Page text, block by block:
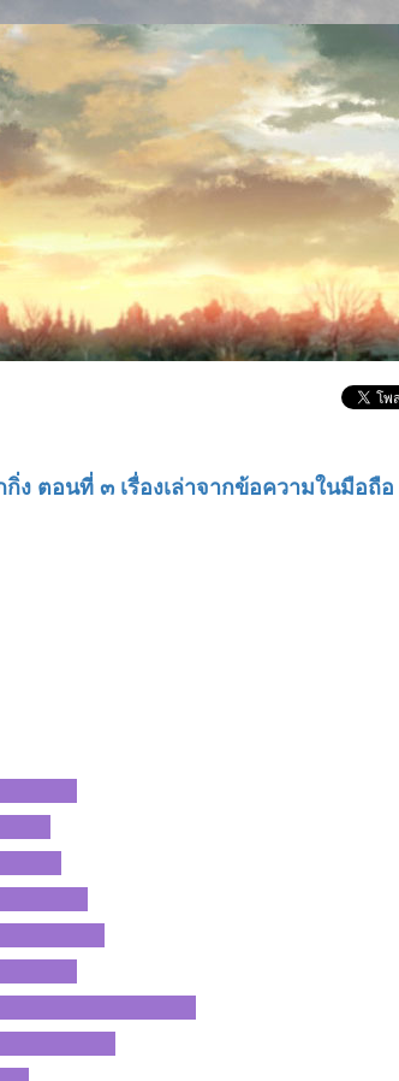
กิ่ง ตอนที่ ๓ เรื่องเล่าจากข้อความในมือถือ